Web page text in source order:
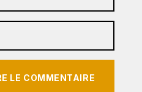
LE COMMENTAIRE